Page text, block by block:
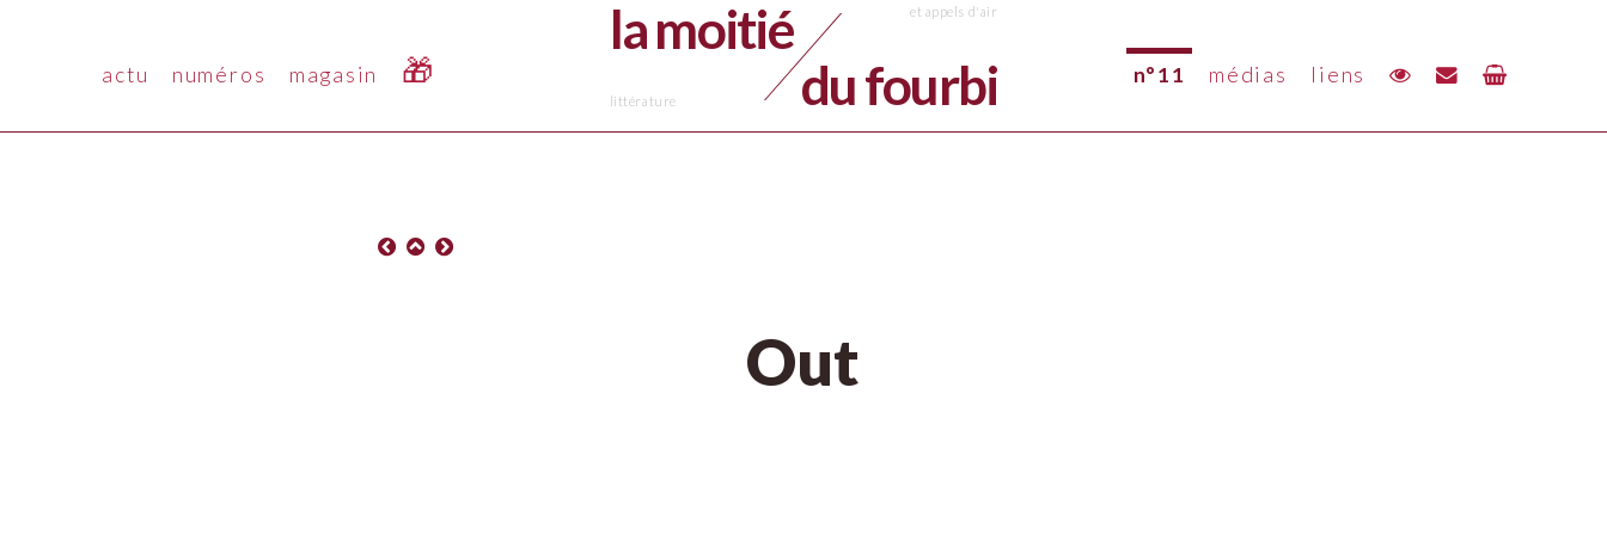
actu numéros magasin 🎁
la moitié
du fourbi
n°11 médias liens
Out